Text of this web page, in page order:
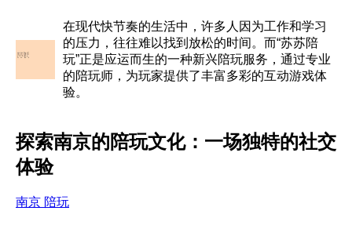
在现代快节奏的生活中，许多人因为工作和学习
的压力，往往难以找到放松的时间。而“苏苏陪
玩”正是应运而生的一种新兴陪玩服务，通过专业
的陪玩师，为玩家提供了丰富多彩的互动游戏体
验。
探索南京的陪玩文化：一场独特的社交
体验
南京 陪玩